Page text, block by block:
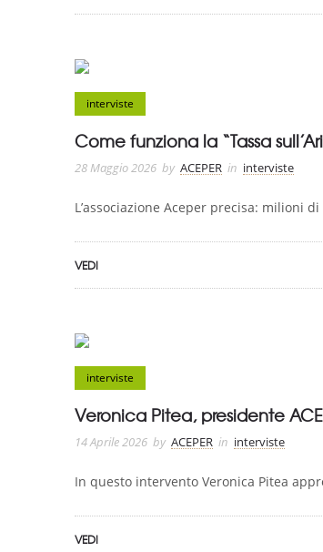
interviste
Come funziona la “Tassa
28 Maggio 2026 by ACEPER in interviste
L’associazione Aceper precisa: milioni
VEDI
interviste
Veronica Pitea, presidente
14 Aprile 2026 by ACEPER in interviste
In questo intervento Veronica Pitea
VEDI